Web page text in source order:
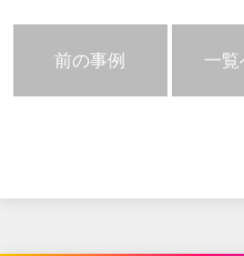
前の事例 一覧